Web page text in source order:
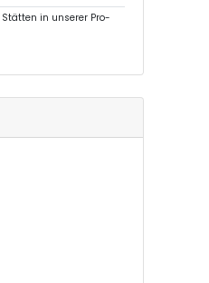
in unserer Pro-